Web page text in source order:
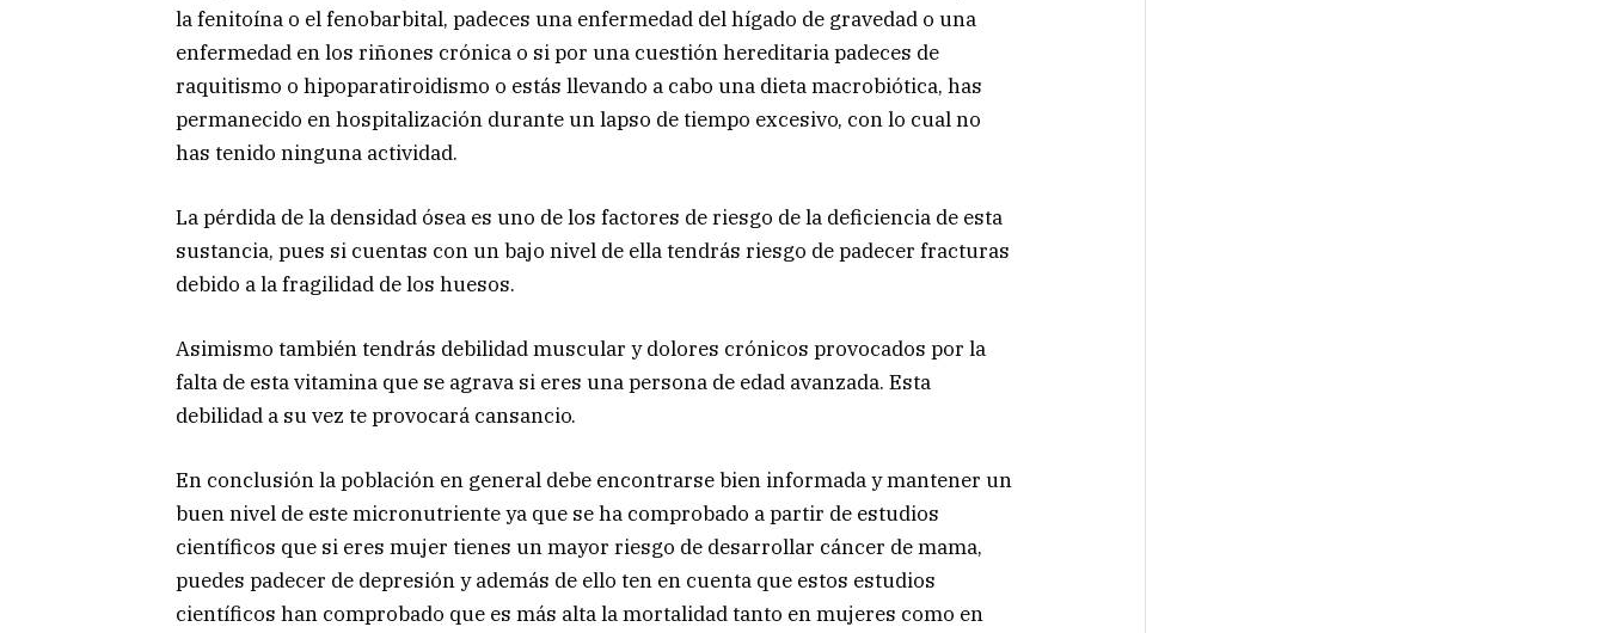
la fenitoína o el fenobarbital, padeces una enfermedad del hígado de gravedad o una
enfermedad en los riñones crónica o si por una cuestión hereditaria padeces de
raquitismo o hipoparatiroidismo o estás llevando a cabo una dieta macrobiótica, has
permanecido en hospitalización durante un lapso de tiempo excesivo, con lo cual no
has tenido ninguna actividad.
La pérdida de la densidad ósea es uno de los factores de riesgo de la deficiencia de esta
sustancia, pues si cuentas con un bajo nivel de ella tendrás riesgo de padecer fracturas
debido a la fragilidad de los huesos.
Asimismo también tendrás debilidad muscular y dolores crónicos provocados por la
falta de esta vitamina que se agrava si eres una persona de edad avanzada. Esta
debilidad a su vez te provocará cansancio.
En conclusión la población en general debe encontrarse bien informada y mantener un
buen nivel de este micronutriente ya que se ha comprobado a partir de estudios
científicos que si eres mujer tienes un mayor riesgo de desarrollar cáncer de mama,
puedes padecer de depresión y además de ello ten en cuenta que estos estudios
científicos han comprobado que es más alta la mortalidad tanto en mujeres como en